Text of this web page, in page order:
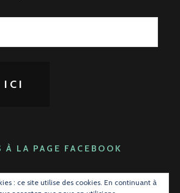
ICI
LA PAGE FACEBOOK
: ce site utilise des cookies. En continuant à